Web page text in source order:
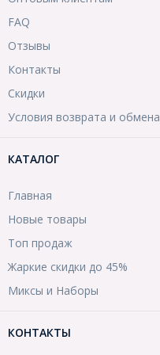
FAQ
Отзывы
Контакты
Скидки
Условия возврата и обмена
КАТАЛОГ
Главная
Новые товары
Топ продаж
Жаркие скидки до 45%
Миксы и Наборы
КОНТАКТЫ